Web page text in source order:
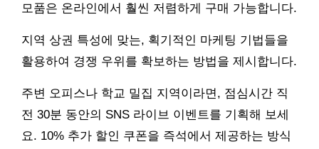
모품은 온라인에서 훨씬 저렴하게 구매 가능합니다.
지역 상권 특성에 맞는, 획기적인 마케팅 기법들을
활용하여 경쟁 우위를 확보하는 방법을 제시합니다.
주변 오피스나 학교 밀집 지역이라면, 점심시간 직
전 30분 동안의 SNS 라이브 이벤트를 기획해 보세
요. 10% 추가 할인 쿠폰을 즉석에서 제공하는 방식